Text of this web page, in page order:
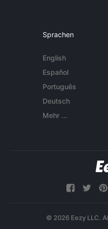
Sprachen
English
Español
Português
Deutsch
Mehr ...
© 2026 Eezy LLC.